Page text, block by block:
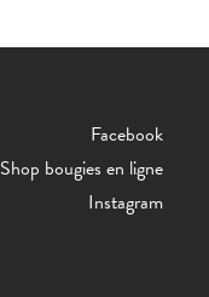
Facebook
Shop bougies en ligne
Instagram